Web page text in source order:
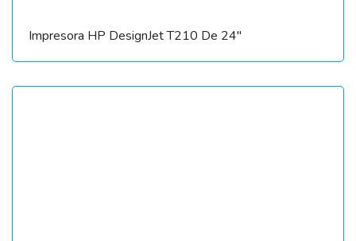
Impresora HP DesignJet T210 De 24″